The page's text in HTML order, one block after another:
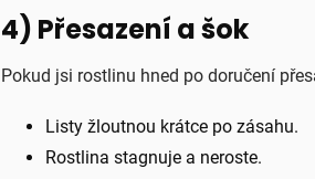
4) Přesazení a šok
Pokud jsi rostlinu hned po doručení
Listy žloutnou krátce po zásahu.
Rostlina stagnuje a neroste.